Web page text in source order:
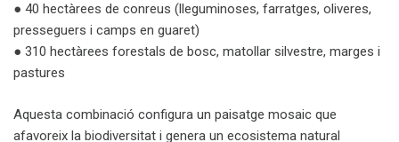
● 40 hectàrees de conreus (lleguminoses, farratges, oliveres,
presseguers i camps en guaret)
● 310 hectàrees forestals de bosc, matollar silvestre, marges i
pastures
Aquesta combinació configura un paisatge mosaic que
afavoreix la biodiversitat i genera un ecosistema natural